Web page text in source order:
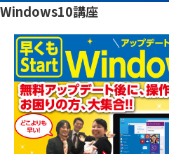
Windows10講座